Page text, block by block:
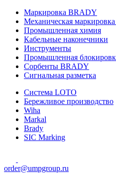
Маркировка BRADY
Механическая
Промышленная химия
Кабельные наконечники
Инструменты
Промышленная
Сорбенты BRADY
Сигнальная разметка
Система LOTO
Бережливое производство
Wiha
Markal
Brady
SIC Marking
order@umpgroup.ru